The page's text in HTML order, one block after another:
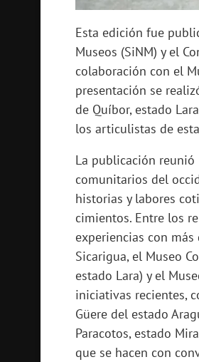
Esta edición fue
Museos (SiNM) y el
colaboración con el
presentación se
de Quíbor, estado
los articulistas de
La publicación
comunitarios del
historias y labores
cimientos. Entre los
experiencias con
Sicarigua, el Museo
estado Lara) y el
iniciativas recientes,
Güere del estado
Paracotos, estado
que se hacen con